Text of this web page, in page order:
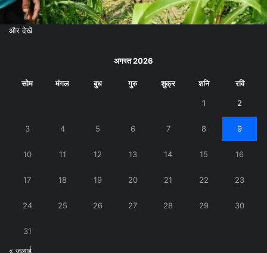
और देखें
अगस्त 2026
सोम मंगल बुध गुरु शुक्र शनि रवि
1 2
3 4 5 6 7 8 9
10 11 12 13 14 15 16
17 18 19 20 21 22 23
24 25 26 27 28 29 30
31
« जुलाई